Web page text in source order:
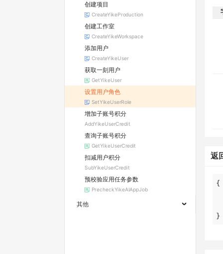
创建项目
CreateYikeProduction
创建工作室
CreateYikeWorkspace
添加用户
CreateYikeUser
获取一刻用户
GetYikeUser
设置用户角色
SetYikeUserRole
增加子账号积分
AddYikeUserCredit
查询子账号积分
GetYikeUserCredit
扣减用户积分
SubYikeUserCredit
预校验应用任务参数
PrecheckYikeAIAppJob
其他
返
}